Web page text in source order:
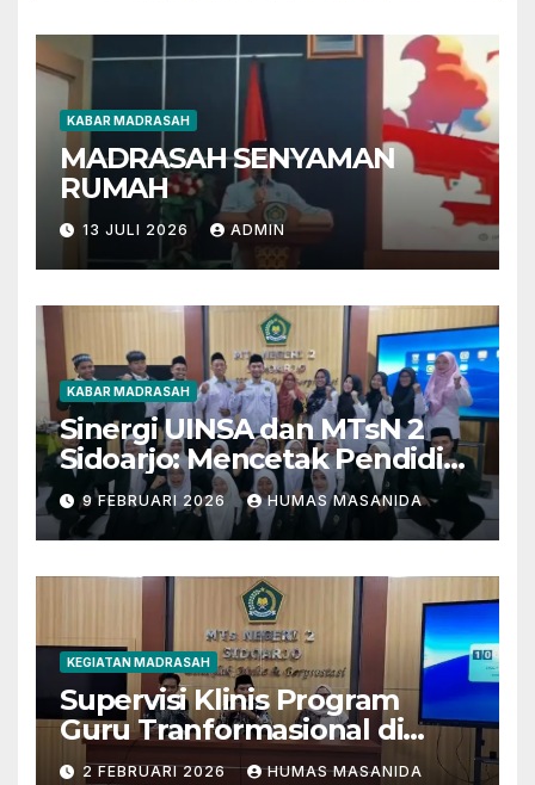
KABAR MADRASAH
MADRASAH SENYAMAN
RUMAH
13 JULI 2026 ADMIN
KABAR MADRASAH
Sinergi UINSA dan MTsN 2
Sidoarjo: Mencetak Pendidik
Berkarakter Menghadapi
Tantangan Zaman
9 FEBRUARI 2026 HUMAS MASANIDA
KEGIATAN MADRASAH
Supervisi Klinis Program
Guru Tranformasional di
MTsN 2 Sidoarjo
2 FEBRUARI 2026 HUMAS MASANIDA